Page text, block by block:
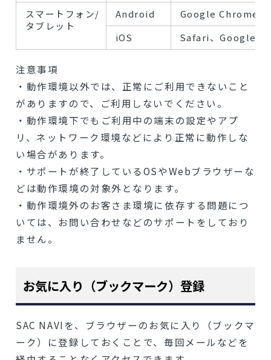
スマートフォン/
タブレット
Android
Google Chrome
iOS
Safari、Google
注意事項
・動作環境以外では、正常にご利用できないこと
がありますので、ご利用しないでください。
・動作環境下でもご利用中の端末の設定やアプ
リ、ネットワーク環境などにより正常に動作しな
い場合があります。
・サポートが終了しているOSやWebブラウザーな
どは動作環境の対象外となります。
・動作環境外のお客さま環境に依存する問題につ
いては、お問い合わせなどのサポートをしており
ません。
お気に入り（ブックマーク）登録
SAC NAVIを、ブラウザーのお気に入り（ブックマ
ーク）に登録しておくことで、毎回メールなどを